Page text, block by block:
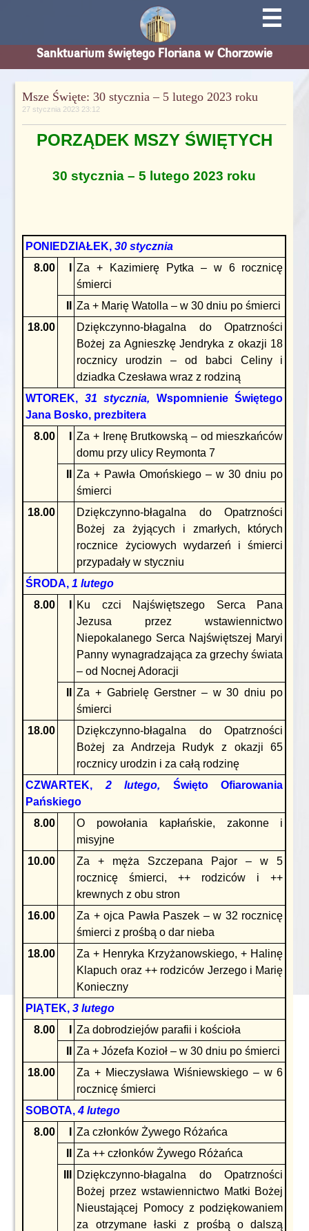
☰
Sanktuarium świętego Floriana w Chorzowie
Msze Święte: 30 stycznia – 5 lutego 2023 roku
27 stycznia 2023 23:12
PORZĄDEK MSZY ŚWIĘTYCH
30 stycznia – 5 lutego 2023 roku
PONIEDZIAŁEK,30 stycznia
8.00
Za + Kazimierę Pytka – w 6 rocznicę
śmierci
Za + Marię Watolla – w 30 dniu po śmierci
18.00
Dziękczynno-błagalna do Opatrzności
Bożej za Agnieszkę Jendryka z okazji 18
rocznicy urodzin – od babci Celiny i
dziadka Czesława wraz z rodziną
WTOREK, 31 stycznia, Wspomnienie Świętego
Jana Bosko, prezbitera
8.00
Za + Irenę Brutkowską – od mieszkańców
domu przy ulicy Reymonta 7
Za + Pawła Omońskiego – w 30 dniu po
śmierci
18.00
Dziękczynno-błagalna do Opatrzności
Bożej za żyjących i zmarłych, których
rocznice życiowych wydarzeń i śmierci
przypadały w styczniu
ŚRODA,1 lutego
8.00
Ku czci Najświętszego Serca Pana
Jezusa przez wstawiennictwo
Niepokalanego Serca Najświętszej Maryi
Panny wynagradzająca za grzechy świata
– od Nocnej Adoracji
Za + Gabrielę Gerstner – w 30 dniu po
śmierci
18.00
Dziękczynno-błagalna do Opatrzności
Bożej za Andrzeja Rudyk z okazji 65
rocznicy urodzin i za całą rodzinę
CZWARTEK, 2 lutego, Święto Ofiarowania
Pańskiego
8.00
O powołania kapłańskie, zakonne i
misyjne
10.00
Za + męża Szczepana Pajor – w 5
rocznicę śmierci, ++ rodziców i ++
krewnych z obu stron
16.00
Za + ojca Pawła Paszek – w 32 rocznicę
śmierci z prośbą o dar nieba
18.00
Za + Henryka Krzyżanowskiego, + Halinę
Klapuch oraz ++ rodziców Jerzego i Marię
Konieczny
PIĄTEK,3 lutego
8.00
Za dobrodziejów parafii i kościoła
Za + Józefa Kozioł – w 30 dniu po śmierci
18.00
Za + Mieczysława Wiśniewskiego – w 6
rocznicę śmierci
SOBOTA,4 lutego
8.00
Za członków Żywego Różańca
Za ++ członków Żywego Różańca
Dziękczynno-błagalna do Opatrzności
Bożej przez wstawiennictwo Matki Bożej
Nieustającej Pomocy z podziękowaniem
za otrzymane łaski z prośbą o dalszą